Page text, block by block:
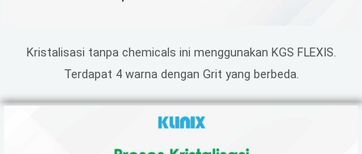
Kristalisasi tanpa chemicals ini menggunakan KGS FLEXIS.
Terdapat 4 warna dengan Grit yang berbeda.